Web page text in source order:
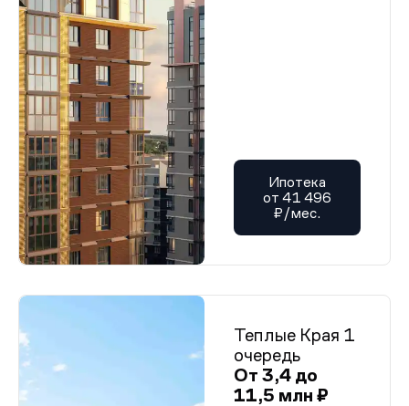
Ипотека
от 41 496
₽/мес.
Теплые Края 1
очередь
От 3,4 до
11,5 млн ₽